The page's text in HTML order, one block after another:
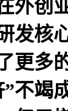
外创
发核
更多
不竭